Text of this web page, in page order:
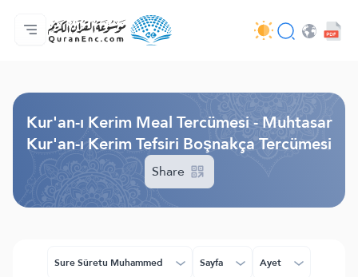
Anasayfa
Mealler Fihristi
Audio
Geliştirici Hizmetleri - API
Proje Hakkında
Biz bilen hab
Geçerli dil
Kur'an-ı Kerim Meal Tercümesi - Muhtasar
Kur'an-ı Kerim Tefsiri Boşnakça Tercümesi
Share
Sure Sûretu Muhammed Sayfa Ayet